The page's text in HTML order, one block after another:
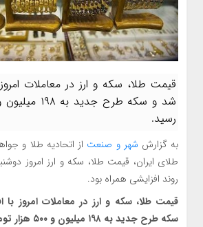
قیمت طلا، سکه و ارز در معاملات
رسید.
به گزارش شهر و صنعت از اتحادیه طلا و
روند افزایشی همراه بود.
قیمت طلا، سکه و ارز در معاملات امروز
سکه طرح جدید به ۱۹۸ میلیون و ۵۰۰ هزار تومان رسید.